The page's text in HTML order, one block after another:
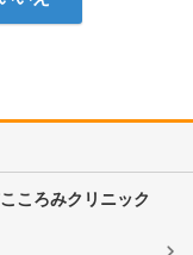
ころみクリニック